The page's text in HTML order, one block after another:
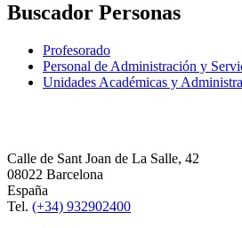
Buscador Personas
Profesorado
Personal de Administración y
Unidades Académicas y
Calle de Sant Joan de La Salle, 42
08022 Barcelona
España
Tel. (+34) 932902400